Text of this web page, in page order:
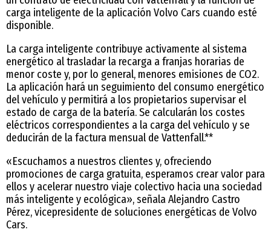
carga inteligente de la aplicación Volvo Cars cuando esté
disponible.
La carga inteligente contribuye activamente al sistema
energético al trasladar la recarga a franjas horarias de
menor coste y, por lo general, menores emisiones de CO2.
La aplicación hará un seguimiento del consumo energético
del vehículo y permitirá a los propietarios supervisar el
estado de carga de la batería. Se calcularán los costes
eléctricos correspondientes a la carga del vehículo y se
deducirán de la factura mensual de Vattenfall.**
«Escuchamos a nuestros clientes y, ofreciendo
promociones de carga gratuita, esperamos crear valor para
ellos y acelerar nuestro viaje colectivo hacia una sociedad
más inteligente y ecológica», señala Alejandro Castro
Pérez, vicepresidente de soluciones energéticas de Volvo
Cars.